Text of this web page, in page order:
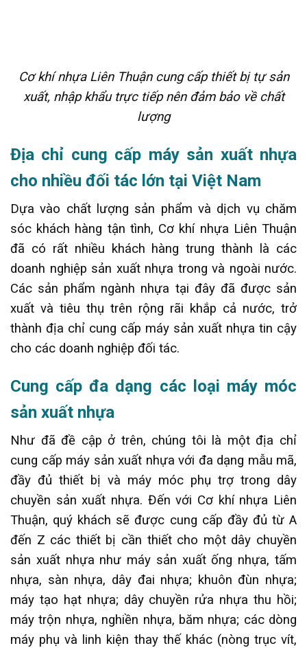
Cơ khí nhựa Liên Thuận cung cấp thiết bị tự sản
xuất, nhập khẩu trực tiếp nên đảm bảo về chất
lượng
Địa chỉ cung cấp máy sản xuất nhựa
cho nhiều đối tác lớn tại Việt Nam
Dựa vào chất lượng sản phẩm và dịch vụ chăm
sóc khách hàng tận tình, Cơ khí nhựa Liên Thuận
đã có rất nhiều khách hàng trung thành là các
doanh nghiệp sản xuất nhựa trong và ngoài nước.
Các sản phẩm ngành nhựa tại đây đã được sản
xuất và tiêu thụ trên rộng rãi khắp cả nước, trở
thành địa chỉ cung cấp máy sản xuất nhựa tin cậy
cho các doanh nghiệp đối tác.
Cung cấp đa dạng các loại máy móc
sản xuất nhựa
Như đã đề cập ở trên, chúng tôi là một địa chỉ
cung cấp máy sản xuất nhựa với đa dạng mẫu mã,
đầy đủ thiết bị và máy móc phụ trợ trong dây
chuyền sản xuất nhựa. Đến với Cơ khí nhựa Liên
Thuận, quý khách sẽ được cung cấp đầy đủ từ A
đến Z các thiết bị cần thiết cho một dây chuyền
sản xuất nhựa như máy sản xuất ống nhựa, tấm
nhựa, sàn nhựa, dây đai nhựa; khuôn đùn nhựa;
máy tạo hạt nhựa; dây chuyền rửa nhựa thu hồi;
máy trộn nhựa, nghiền nhựa, băm nhựa; các dòng
máy phụ và linh kiện thay thế khác (nòng trục vít,